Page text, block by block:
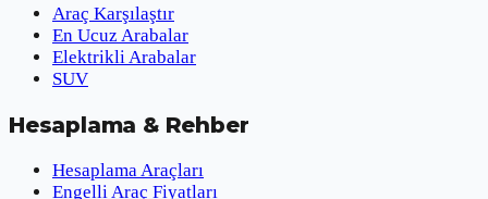
Araç Karşılaştır
En Ucuz Arabalar
Elektrikli Arabalar
SUV
Hesaplama & Rehber
Hesaplama Araçları
Engelli Araç Fiyatları